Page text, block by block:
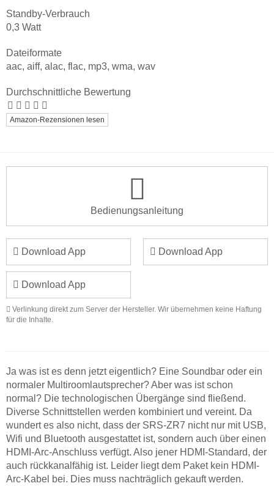
Standby-Verbrauch
0,3 Watt
Dateiformate
aac, aiff, alac, flac, mp3, wma, wav
Durchschnittliche Bewertung
Amazon-Rezensionen lesen
Bedienungsanleitung
Download App Download App
Download App
Verlinkung direkt zum Server der Hersteller. Wir übernehmen keine Haftung
für die Inhalte.
Ja was ist es denn jetzt eigentlich? Eine Soundbar oder ein
normaler Multiroomlautsprecher? Aber was ist schon
normal? Die technologischen Übergänge sind fließend.
Diverse Schnittstellen werden kombiniert und vereint. Da
wundert es also nicht, dass der SRS-ZR7 nicht nur mit USB,
Wifi und Bluetooth ausgestattet ist, sondern auch über einen
HDMI-Arc-Anschluss verfügt. Also jener HDMI-Standard, der
auch rückkanalfähig ist. Leider liegt dem Paket kein HDMI-
Arc-Kabel bei. Dies muss nachträglich gekauft werden.